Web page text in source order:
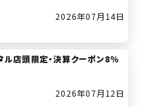
2026年07月14日
ル店頭限定・決算クーポン8％
2026年07月12日